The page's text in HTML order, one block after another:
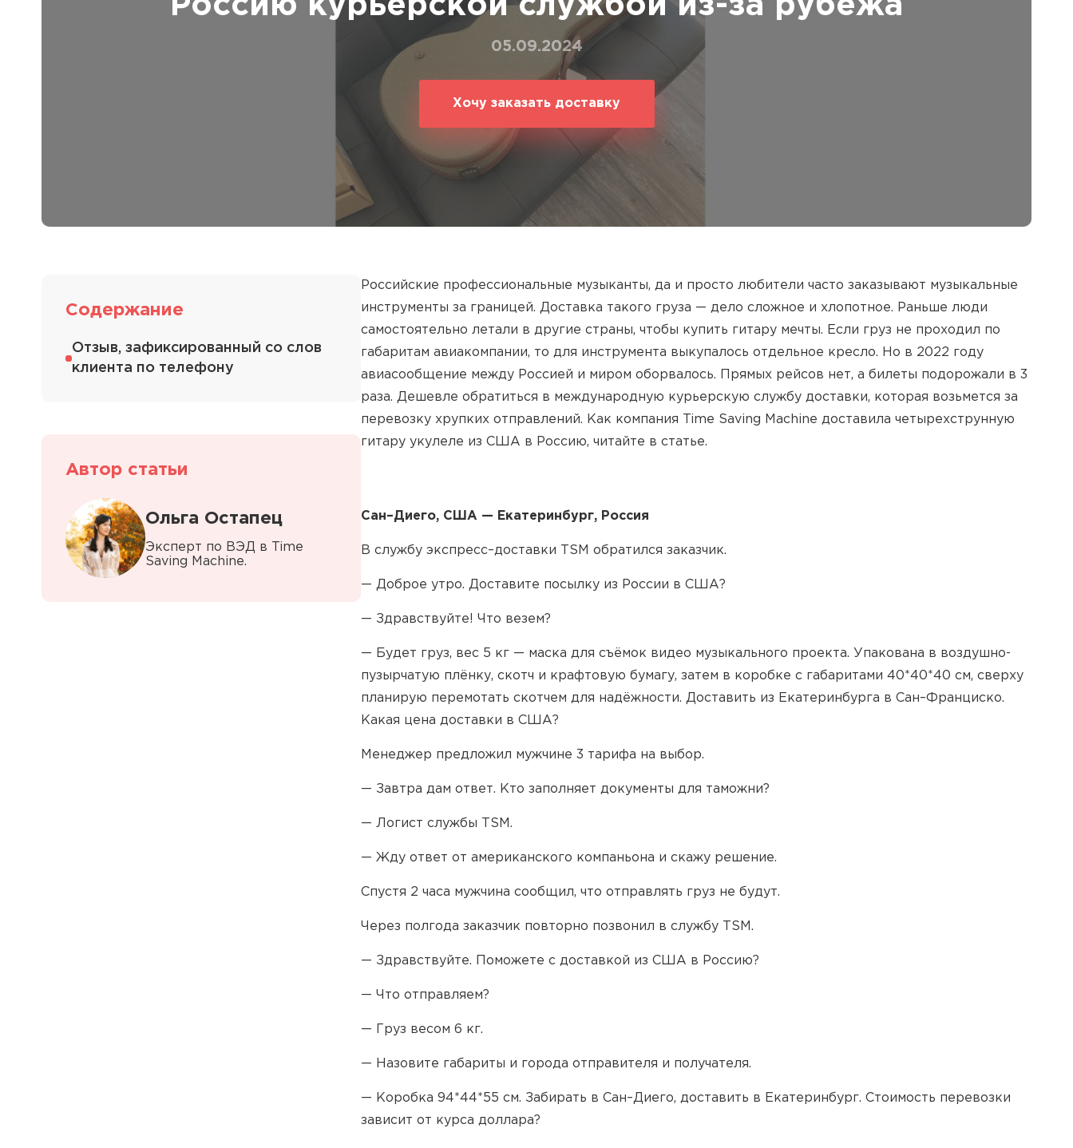
Полезная информация
декларирование
Россию курьерской службой из-за рубежа
05.09.2024
Хочу заказать доставку
Содержание
Отзыв, зафиксированный со слов
клиента по телефону
Автор статьи
Ольга Остапец
Эксперт по ВЭД в Time
Saving Machine.
Российские профессиональные музыканты, да и просто любители часто заказывают музыкальные
инструменты за границей. Доставка такого груза — дело сложное и хлопотное. Раньше люди
самостоятельно летали в другие страны, чтобы купить гитару мечты. Если груз не проходил по
габаритам авиакомпании, то для инструмента выкупалось отдельное кресло. Но в 2022 году
авиасообщение между Россией и миром оборвалось. Прямых рейсов нет, а билеты подорожали в 3
раза. Дешевле обратиться в международную курьерскую службу доставки, которая возьмется за
перевозку хрупких отправлений. Как компания Time Saving Machine доставила четырехструнную
гитару укулеле из США в Россию, читайте в статье.
Сан–Диего, США — Екатеринбург, Россия
В службу экспресс–доставки TSM обратился заказчик.
— Доброе утро. Доставите посылку из России в США?
— Здравствуйте! Что везем?
— Будет груз, вес 5 кг — маска для съёмок видео музыкального проекта. Упакована в воздушно-
пузырчатую плёнку, скотч и крафтовую бумагу, затем в коробке с габаритами 40*40*40 см, сверху
планирую перемотать скотчем для надёжности. Доставить из Екатеринбурга в Сан–Франциско.
Какая цена доставки в США?
Менеджер предложил мужчине 3 тарифа на выбор.
— Завтра дам ответ. Кто заполняет документы для таможни?
— Логист службы TSM.
— Жду ответ от американского компаньона и скажу решение.
Спустя 2 часа мужчина сообщил, что отправлять груз не будут.
Через полгода заказчик повторно позвонил в службу TSM.
— Здравствуйте. Поможете с доставкой из США в Россию?
— Что отправляем?
— Груз весом 6 кг.
— Назовите габариты и города отправителя и получателя.
— Коробка 94*44*55 см. Забирать в Сан–Диего, доставить в Екатеринбург. Стоимость перевозки
зависит от курса доллара?